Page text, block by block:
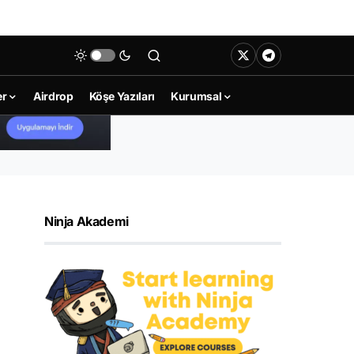
Airdrop Köşe Yazıları Kurumsal
Ninja Akademi